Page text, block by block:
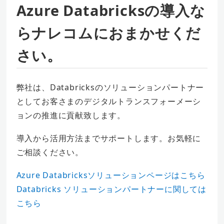
Azure Databricksの導入な
らナレコムにおまかせくだ
さい。
弊社は、Databricksのソリューションパートナー
としてお客さまのデジタルトランスフォーメーシ
ョンの推進に貢献致します。
導入から活用方法までサポートします。お気軽に
ご相談ください。
Azure Databricksソリューションページはこちら
Databricks ソリューションパートナーに関しては
こちら